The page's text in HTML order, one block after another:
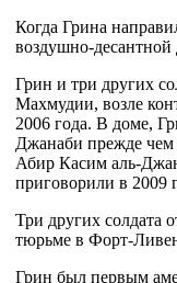
Когда Грина
воздушно-
Грин и три других
Махмудии, возле
2006 года. В доме,
Джанаби прежде чем
Абир Касим аль-
приговорили в 2009
Три других солдата
тюрьме в Форт-
Грин был первым